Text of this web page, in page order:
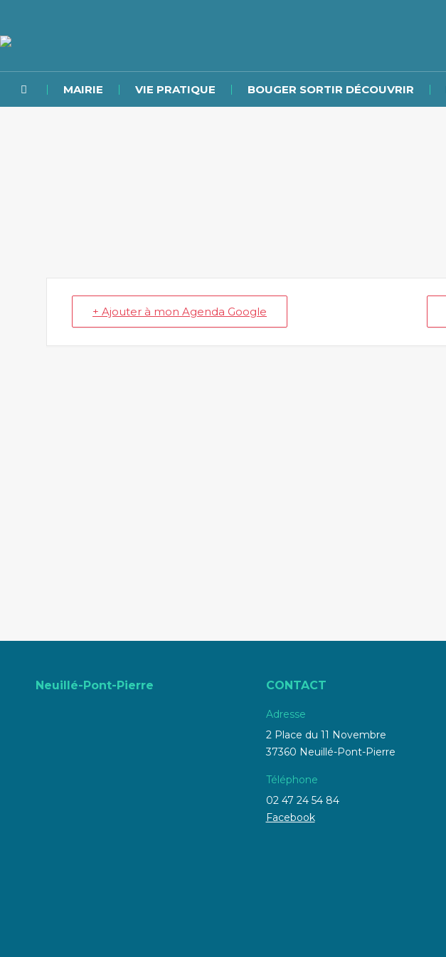
MAIRIE VIE PRATIQUE BOUGER SORTIR DÉCOUVRIR
+ Ajouter à mon Agenda Google
Neuillé-Pont-Pierre CONTACT
Adresse
2 Place du 11 Novembre
37360 Neuillé-Pont-Pierre
Téléphone
02 47 24 54 84
Facebook